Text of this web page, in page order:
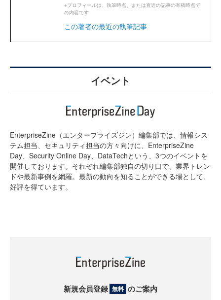
※プロフィールは、執筆時点、または直近の記事の寄稿時点で
の内容です
この著者の最近の執筆記事
イベント
EnterpriseZine（エンタープライズジン）編集部では、情報シス
テム担当、セキュリティ担当の方々向けに、EnterpriseZine
Day、Security Online Day、DataTechという、3つのイベントを
開催しております。それぞれ編集部独自の切り口で、業界トレン
ドや最新事例を網羅。最新の動向を知ることができる場として、
好評を得ています。
新規会員登録 無料 のご案内